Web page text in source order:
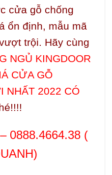
cửa gỗ chống
ổn định, mẫu mã
trội. Hãy cùng
NGỦ KINGDOOR
CỬA GỖ
NHẤT 2022 CÓ
0888.4664.38 (